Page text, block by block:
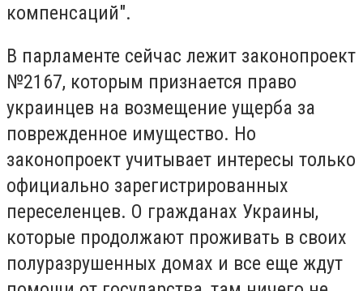
компенсаций".
В парламенте сейчас лежит законопроект
№2167, которым признается право
украинцев на возмещение ущерба за
поврежденное имущество. Но
законопроект учитывает интересы только
официально зарегистрированных
переселенцев. О гражданах Украины,
которые продолжают проживать в своих
полуразрушенных домах и все еще ждут